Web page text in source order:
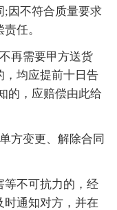
;因不符合质量要求
任。
再需要甲方送货
，均应提前十日告
的，应赔偿由此给
方变更、解除合同
等不可抗力的，经
时通知对方，并在